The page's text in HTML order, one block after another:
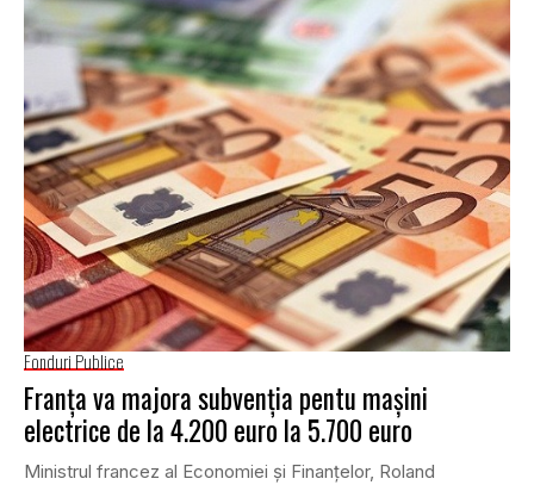
Fonduri Publice
Franța va majora subvenția pentu mașini
electrice de la 4.200 euro la 5.700 euro
Ministrul francez al Economiei și Finanțelor, Roland